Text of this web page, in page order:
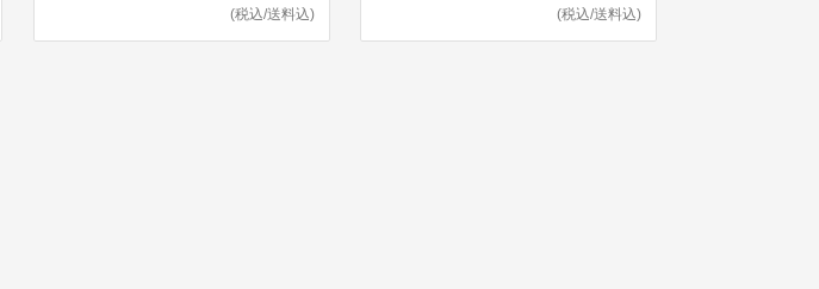
(税込/送料込) (税込/送料込)